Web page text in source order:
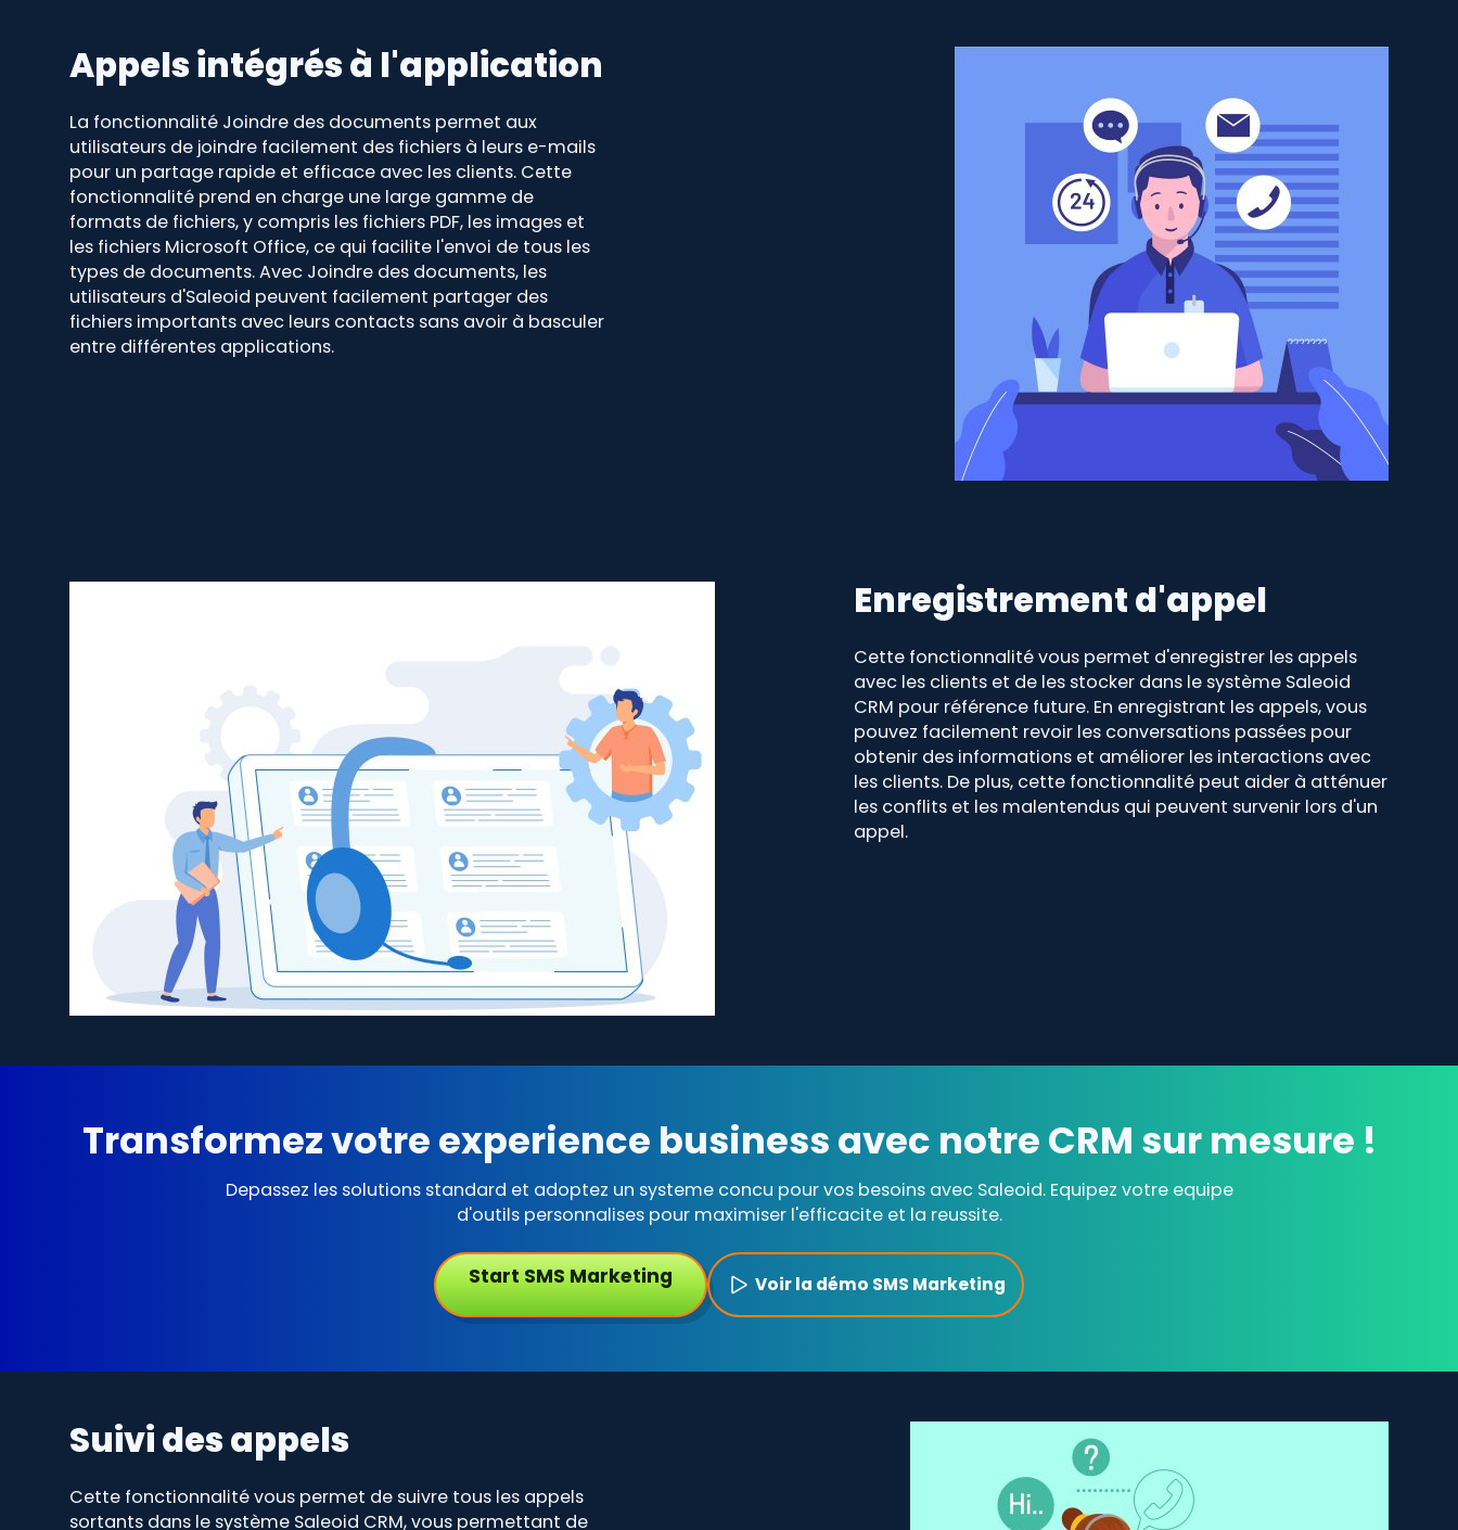
Appels intégrés à l'application
La fonctionnalité Joindre des documents permet aux
utilisateurs de joindre facilement des fichiers à leurs e-mails
pour un partage rapide et efficace avec les clients. Cette
fonctionnalité prend en charge une large gamme de
formats de fichiers, y compris les fichiers PDF, les images et
les fichiers Microsoft Office, ce qui facilite l'envoi de tous les
types de documents. Avec Joindre des documents, les
utilisateurs d'Saleoid peuvent facilement partager des
fichiers importants avec leurs contacts sans avoir à basculer
entre différentes applications.
Enregistrement d'appel
Cette fonctionnalité vous permet d'enregistrer les appels
avec les clients et de les stocker dans le système Saleoid
CRM pour référence future. En enregistrant les appels, vous
pouvez facilement revoir les conversations passées pour
obtenir des informations et améliorer les interactions avec
les clients. De plus, cette fonctionnalité peut aider à atténuer
les conflits et les malentendus qui peuvent survenir lors d'un
appel.
Transformez votre experience business avec notre CRM sur mesure !
Depassez les solutions standard et adoptez un systeme concu pour vos besoins avec Saleoid. Equipez votre equipe
d'outils personnalises pour maximiser l'efficacite et la reussite.
Start SMS Marketing Voir la démo SMS Marketing
Suivi des appels
Cette fonctionnalité vous permet de suivre tous les appels
sortants dans le système Saleoid CRM, vous permettant de